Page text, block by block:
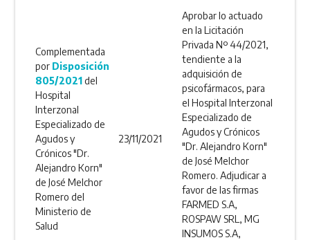
Complementada
por Disposición
805/2021del
Hospital
Interzonal
Especializado de
Agudos y
Crónicos "Dr.
Alejandro Korn"
de José Melchor
Romero del
Ministerio de
Salud
23/11/2021
Aprobar lo actuado
en la Licitación
Privada Nº 44/2021,
tendiente a la
adquisición de
psicofármacos, para
el Hospital Interzonal
Especializado de
Agudos y Crónicos
"Dr. Alejandro Korn"
de José Melchor
Romero. Adjudicar a
favor de las firmas
FARMED S.A,
ROSPAW SRL, MG
INSUMOS S.A,